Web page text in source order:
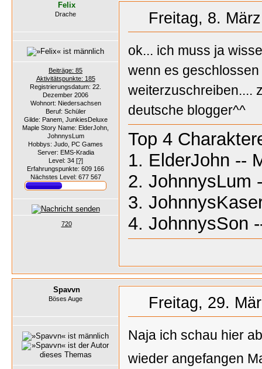
Felix
Drache
Beiträge: 85
Aktivitätspunkte: 185
Registrierungsdatum: 22.
Dezember 2006
Wohnort: Niedersachsen
Beruf: Schüler
Gilde: Panem, JunkiesDeluxe
Maple Story Name: ElderJohn,
JohnnysLum
Hobbys: Judo, PC Games
Server: EMS-Kradia
Level: 34 [?]
Erfahrungspunkte: 609 166
Nächstes Level: 677 567
720
Freitag, 8.
ok... ich muss ja
wenn es
weiterzuschreiben....
deutsche blogger^^
Top 4
1. ElderJohn --
2. JohnnysLum
3.
4. JohnnysSon
Spavvn
Böses Auge Freitag, 29.
Naja ich schau hier
wieder angefangen